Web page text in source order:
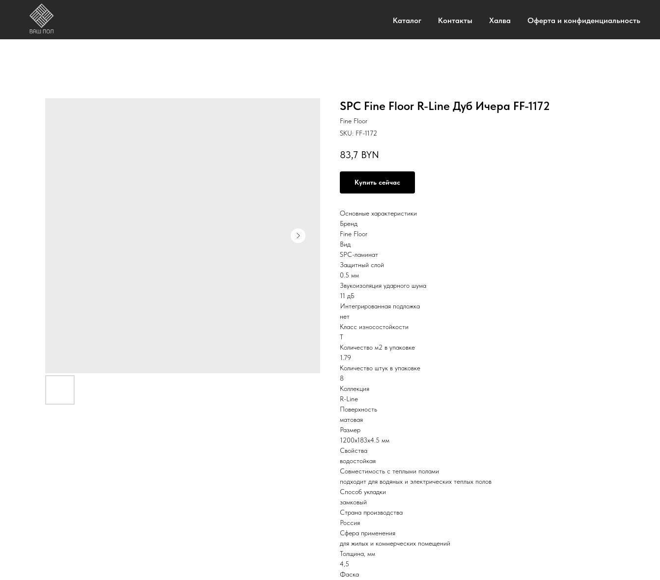
Каталог Контакты Халва Оферта и конфиденциальность
SPC Fine Floor R-Line Дуб Ичера FF-1172
Fine Floor
SKU: FF-1172
83,7 BYN
Купить сейчас
Основные характеристики
Бренд
Fine Floor
Вид
SPC-ламинат
Защитный слой
0.5 мм
Звукоизоляция ударного шума
11 дБ
Интегрированная подложка
нет
Класс износостойкости
T
Количество м2 в упаковке
1.79
Количество штук в упаковке
8
Коллекция
R-Line
Поверхность
матовая
Размер
1200х183х4.5 мм
Свойства
водостойкая
Совместимость с теплыми полами
подходит для водяных и электрических теплых полов
Способ укладки
замковый
Страна производства
Россия
Сфера применения
для жилых и коммерческих помещений
Толщина, мм
4,5
Фаска